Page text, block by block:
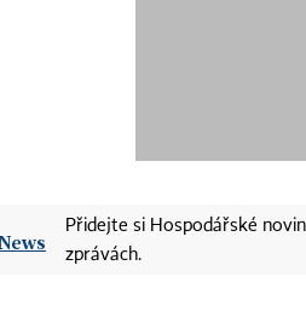
Přidejte si Hospodářské
zprávách.